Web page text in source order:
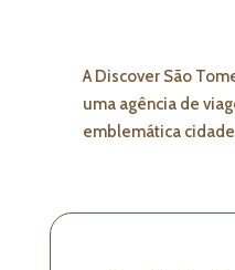
A Discover São
uma agência de
emblemática